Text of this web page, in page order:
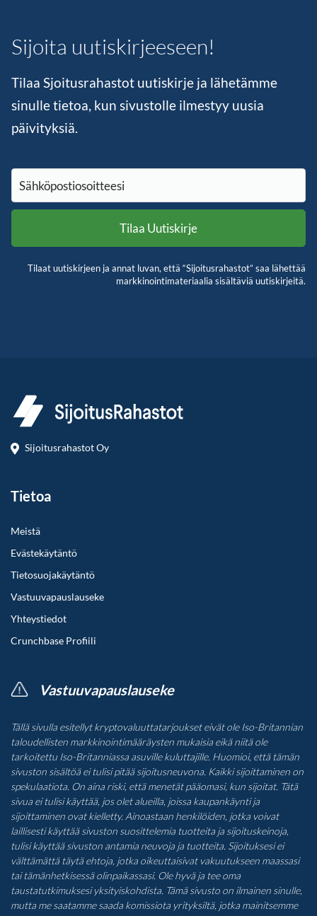
Sijoita uutiskirjeeseen!
Tilaa Sjoitusrahastot uutiskirje ja lähetämme
sinulle tietoa, kun sivustolle ilmestyy uusia
päivityksiä.
Tilaat uutiskirjeen ja annat luvan, että “Sijoitusrahastot” saa lähettää
markkinointimateriaalia sisältäviä uutiskirjeitä.
Sijoitusrahastot Oy
Tietoa
Meistä
Evästekäytäntö
Tietosuojakäytäntö
Vastuuvapauslauseke
Yhteystiedot
Crunchbase Profiili
Vastuuvapauslauseke
Tällä sivulla esitellyt kryptovaluuttatarjoukset eivät ole Iso-Britannian
taloudellisten markkinointimääräysten mukaisia eikä niitä ole
tarkoitettu Iso-Britanniassa asuville kuluttajille. Huomioi, että tämän
sivuston sisältöä ei tulisi pitää sijoitusneuvona. Kaikki sijoittaminen on
spekulaatiota. On aina riski, että menetät pääomasi, kun sijoitat. Tätä
sivua ei tulisi käyttää, jos olet alueilla, joissa kaupankäynti ja
sijoittaminen ovat kielletty. Ainoastaan henkilöiden, jotka voivat
laillisesti käyttää sivuston suosittelemia tuotteita ja sijoituskeinoja,
tulisi käyttää sivuston antamia neuvoja ja tuotteita. Sijoituksesi ei
välttämättä täytä ehtoja, jotka oikeuttaisivat vakuutukseen maassasi
tai tämänhetkisessä olinpaikassasi. Ole hyvä ja tee oma
taustatutkimuksesi yksityiskohdista. Tämä sivusto on ilmainen sinulle,
mutta me saatamme saada komissiota yrityksiltä, jotka mainitsemme